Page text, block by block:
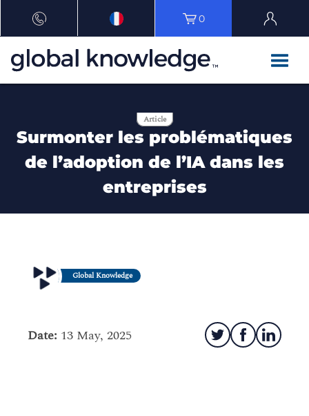
0
Article
Surmonter les problématiques
de l’adoption de l’IA dans les
entreprises
Global Knowledge
Date: 13 May, 2025